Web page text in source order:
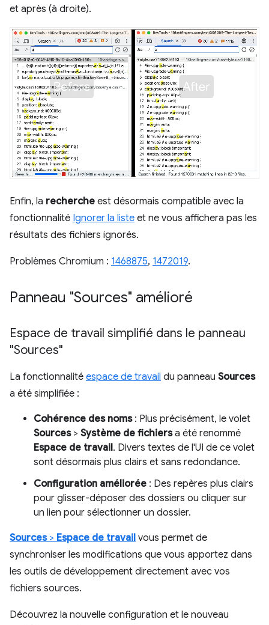
et après (à droite).
Enfin, la recherche est désormais compatible avec la
fonctionnalité Ignorer la liste et ne vous affichera pas les
résultats des fichiers ignorés.
Problèmes Chromium : 1468875, 1472019.
Panneau "Sources" amélioré
Espace de travail simplifié dans le panneau
"Sources"
La fonctionnalité espace de travail du panneau Sources
a été simplifiée :
Cohérence des noms: Plus précisément, le volet
Sources> Système de fichiersa été renommé
Espace de travail. Divers textes de l'UI de ce volet
sont désormais plus clairs et sans redondance.
Configuration améliorée : Des repères plus clairs
pour glisser-déposer des dossiers ou cliquer sur
un lien pour sélectionner un dossier.
Sources> Espace de travail vous permet de
synchroniser les modifications que vous apportez dans
les outils de développement directement avec vos
fichiers sources.
Découvrez la nouvelle configuration et le nouveau